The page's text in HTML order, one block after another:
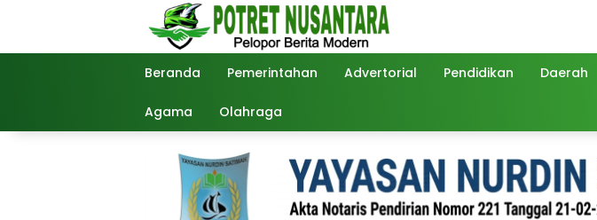
Beranda Pemerintahan Advertorial Pendidikan Daerah
Agama Olahraga